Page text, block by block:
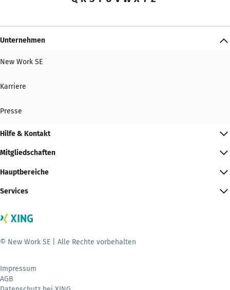
Unternehmen
New Work SE
Karriere
Presse
Hilfe & Kontakt
Mitgliedschaften
Hauptbereiche
Services
© New Work SE | Alle Rechte vorbehalten
Impressum
AGB